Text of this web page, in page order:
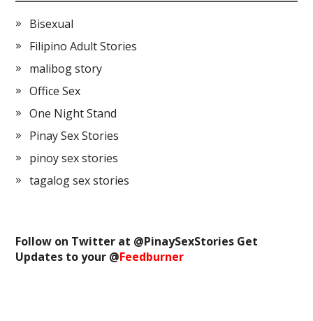
Bisexual
Filipino Adult Stories
malibog story
Office Sex
One Night Stand
Pinay Sex Stories
pinoy sex stories
tagalog sex stories
Follow on Twitter at @PinaySexStories Get
Updates to your @Feedburner